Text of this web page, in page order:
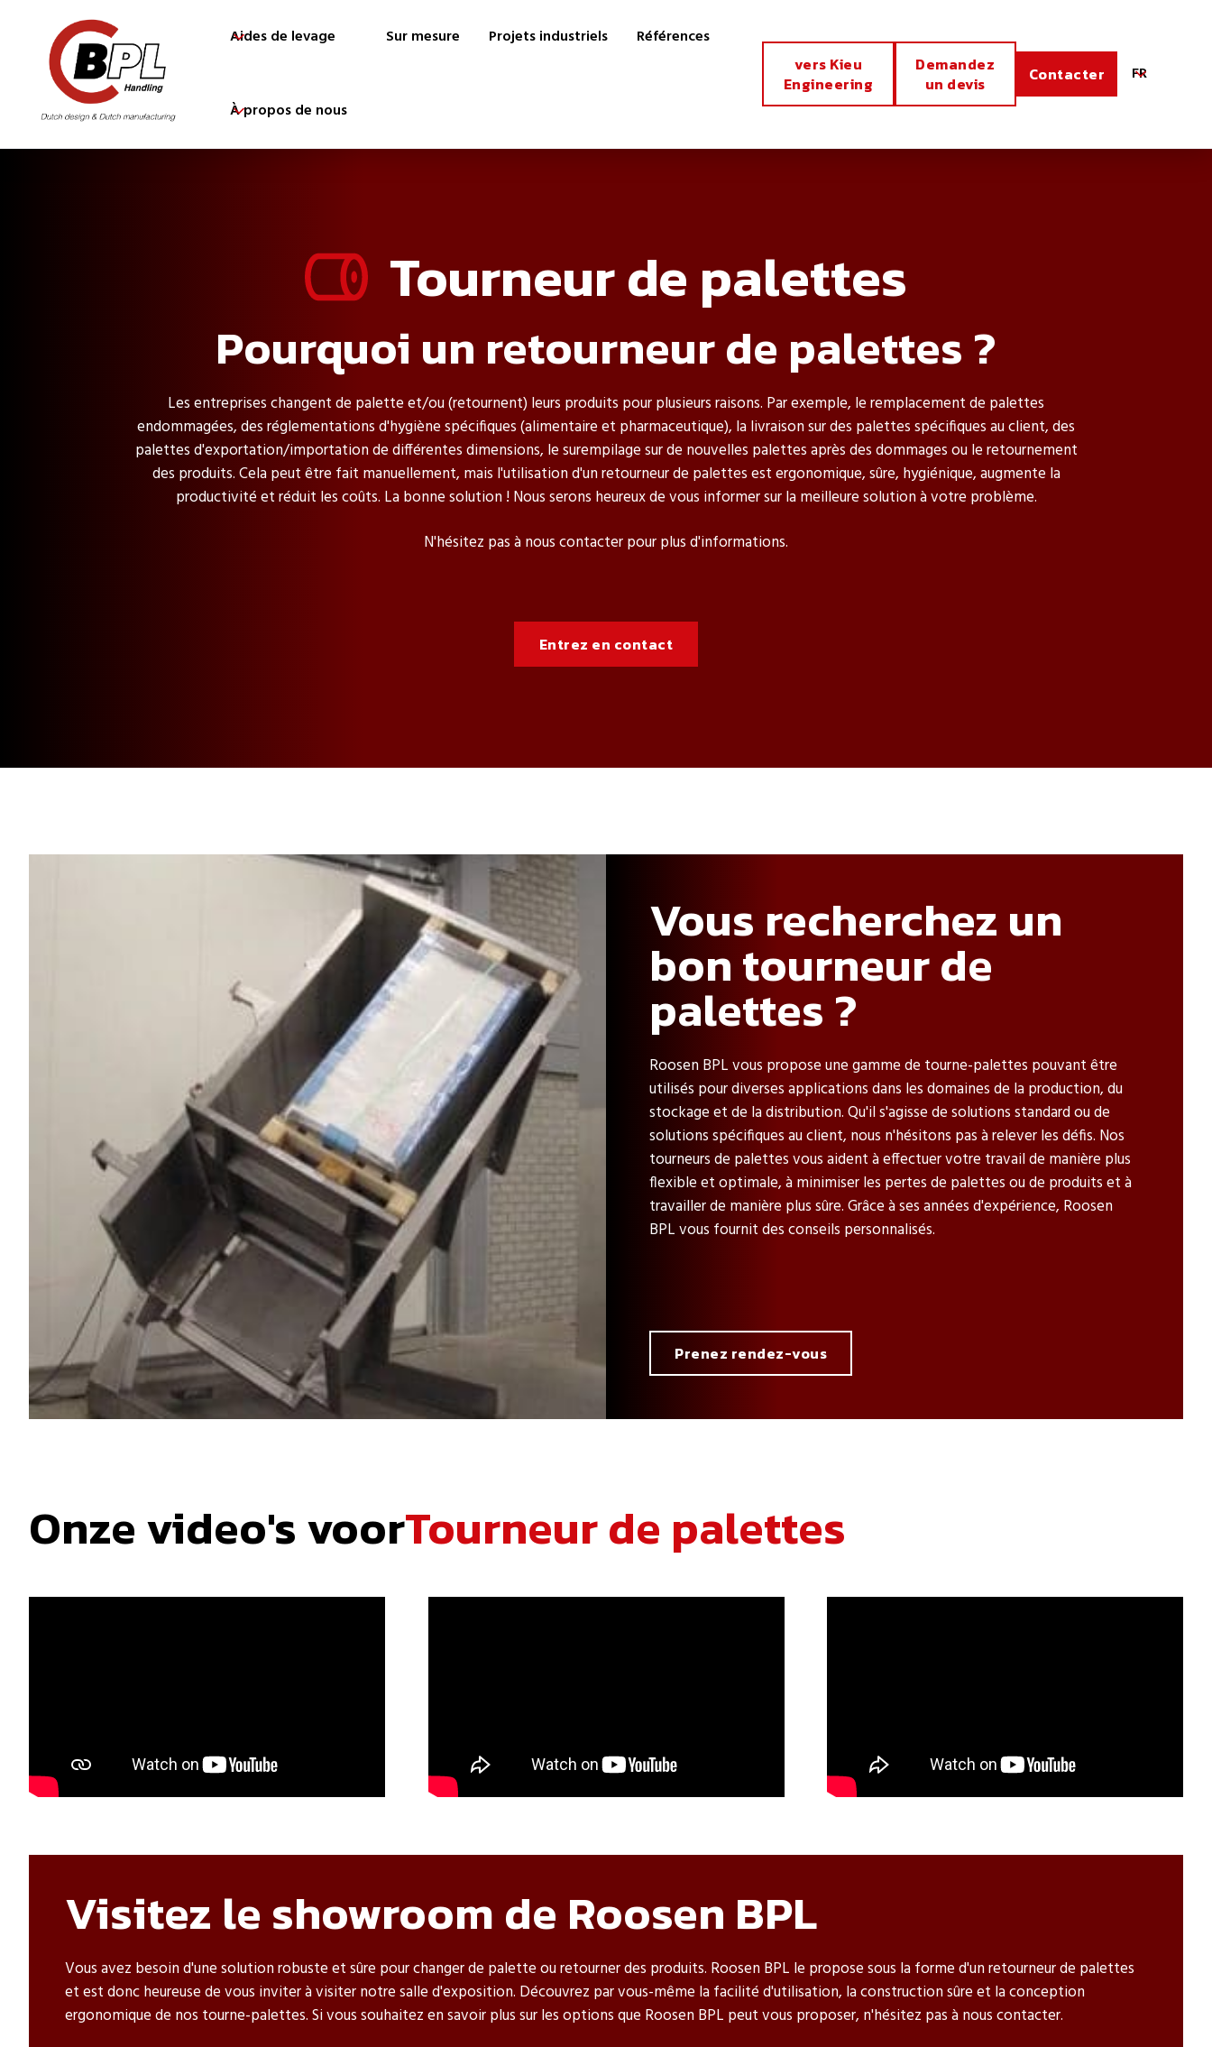
Aides de levage Sur mesure Projets industriels Références
À propos de nous
vers Kieu
Engineering
Demandez
un devis
Contacter FR
Tourneur de palettes
Pourquoi un retourneur de palettes ?
Les entreprises changent de palette et/ou (retournent) leurs produits pour plusieurs raisons. Par exemple, le remplacement de palettes
endommagées, des réglementations d'hygiène spécifiques (alimentaire et pharmaceutique), la livraison sur des palettes spécifiques au client, des
palettes d'exportation/importation de différentes dimensions, le surempilage sur de nouvelles palettes après des dommages ou le retournement
des produits. Cela peut être fait manuellement, mais l'utilisation d'un retourneur de palettes est ergonomique, sûre, hygiénique, augmente la
productivité et réduit les coûts. La bonne solution ! Nous serons heureux de vous informer sur la meilleure solution à votre problème.
N'hésitez pas à nous contacter pour plus d'informations.
Entrez en contact
Vous recherchez un
bon tourneur de
palettes ?
Roosen BPL vous propose une gamme de tourne-palettes pouvant être
utilisés pour diverses applications dans les domaines de la production, du
stockage et de la distribution. Qu'il s'agisse de solutions standard ou de
solutions spécifiques au client, nous n'hésitons pas à relever les défis. Nos
tourneurs de palettes vous aident à effectuer votre travail de manière plus
flexible et optimale, à minimiser les pertes de palettes ou de produits et à
travailler de manière plus sûre. Grâce à ses années d'expérience, Roosen
BPL vous fournit des conseils personnalisés.
Prenez rendez-vous
Onze video's voorTourneur de palettes
Visitez le showroom de Roosen BPL
Vous avez besoin d'une solution robuste et sûre pour changer de palette ou retourner des produits. Roosen BPL le propose sous la forme d'un retourneur de palettes
et est donc heureuse de vous inviter à visiter notre salle d'exposition. Découvrez par vous-même la facilité d'utilisation, la construction sûre et la conception
ergonomique de nos tourne-palettes. Si vous souhaitez en savoir plus sur les options que Roosen BPL peut vous proposer, n'hésitez pas à nous contacter.